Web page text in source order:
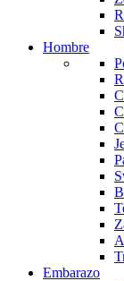
Hombre
Embarazo